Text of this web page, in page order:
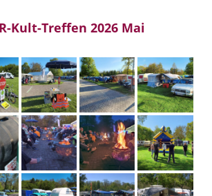
Kult-Treffen 2026 Mai